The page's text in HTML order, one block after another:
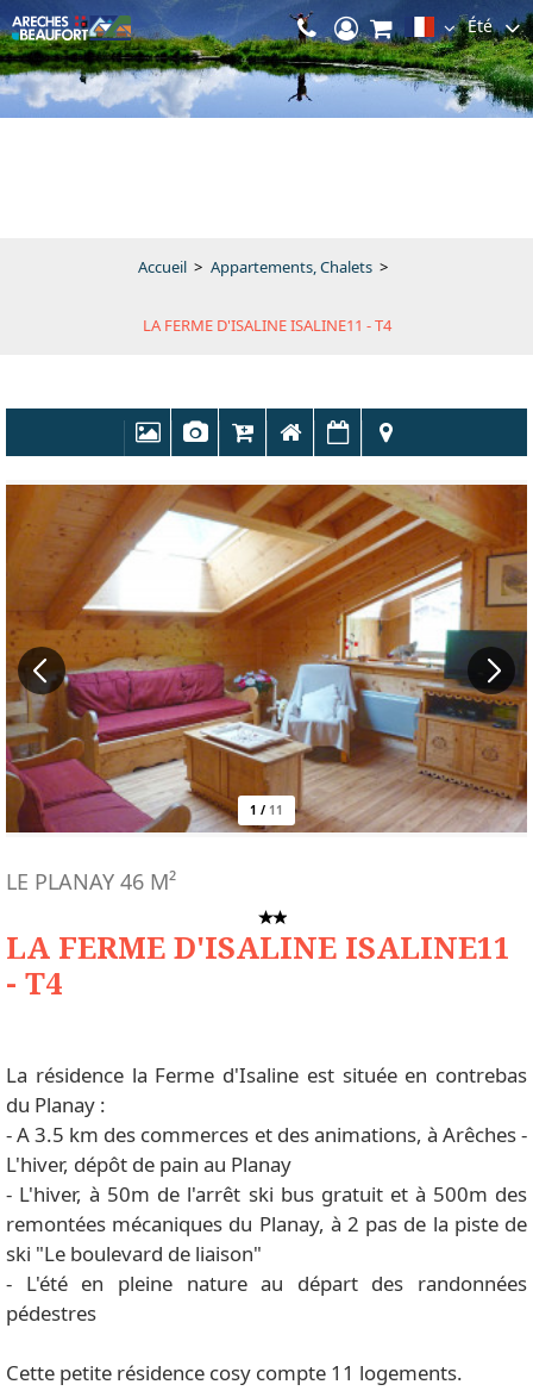
Été
Accueil > Appartements, Chalets >
LA FERME D'ISALINE ISALINE11 - T4
1 / 11
LA FERME D'ISALINE ISALINE11
- T4
LE PLANAY 46 M²
La résidence la Ferme d'Isaline est située en contrebas
du Planay :
- A 3.5 km des commerces et des animations, à Arêches -
L'hiver, dépôt de pain au Planay
- L'hiver, à 50m de l'arrêt ski bus gratuit et à 500m des
remontées mécaniques du Planay, à 2 pas de la piste de
ski "Le boulevard de liaison"
- L'été en pleine nature au départ des randonnées
pédestres
Cette petite résidence cosy compte 11 logements.